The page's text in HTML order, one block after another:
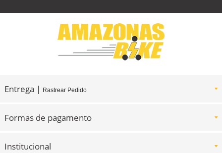
Entrega | Rastrear Pedido
Formas de pagamento
Institucional